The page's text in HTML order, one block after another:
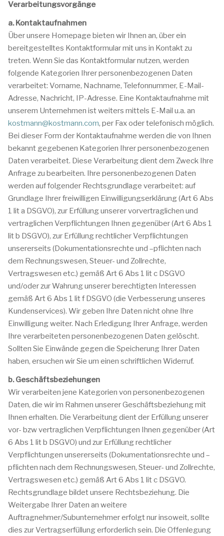
Verarbeitungsvorgänge
a. Kontaktaufnahmen
Über unsere Homepage bieten wir Ihnen an, über ein
bereitgestelltes Kontaktformular mit uns in Kontakt zu
treten. Wenn Sie das Kontaktformular nutzen, werden
folgende Kategorien Ihrer personenbezogenen Daten
verarbeitet: Vorname, Nachname, Telefonnummer, E-Mail-
Adresse, Nachricht, IP-Adresse. Eine Kontaktaufnahme mit
unserem Unternehmen ist weiters mittels E-Mail u.a. an
kostmann@kostmann.com, per Fax oder telefonisch möglich.
Bei dieser Form der Kontaktaufnahme werden die von Ihnen
bekannt gegebenen Kategorien Ihrer personenbezogenen
Daten verarbeitet. Diese Verarbeitung dient dem Zweck Ihre
Anfrage zu bearbeiten. Ihre personenbezogenen Daten
werden auf folgender Rechtsgrundlage verarbeitet: auf
Grundlage Ihrer freiwilligen Einwilligungserklärung (Art 6 Abs
1 lit a DSGVO), zur Erfüllung unserer vorvertraglichen und
vertraglichen Verpflichtungen Ihnen gegenüber (Art 6 Abs 1
lit b DSGVO), zur Erfüllung rechtlicher Verpflichtungen
unsererseits (Dokumentationsrechte und –pflichten nach
dem Rechnungswesen, Steuer- und Zollrechte,
Vertragswesen etc.) gemäß Art 6 Abs 1 lit c DSGVO
und/oder zur Wahrung unserer berechtigten Interessen
gemäß Art 6 Abs 1 lit f DSGVO (die Verbesserung unseres
Kundenservices). Wir geben Ihre Daten nicht ohne Ihre
Einwilligung weiter. Nach Erledigung Ihrer Anfrage, werden
Ihre verarbeiteten personenbezogenen Daten gelöscht.
Sollten Sie Einwände gegen die Speicherung Ihrer Daten
haben, ersuchen wir Sie um einen schriftlichen Widerruf.
b. Geschäftsbeziehungen
Wir verarbeiten jene Kategorien von personenbezogenen
Daten, die wir im Rahmen unserer Geschäftsbeziehung mit
Ihnen erhalten. Die Verarbeitung dient der Erfüllung unserer
vor- bzw vertraglichen Verpflichtungen Ihnen gegenüber (Art
6 Abs 1 lit b DSGVO) und zur Erfüllung rechtlicher
Verpflichtungen unsererseits (Dokumentationsrechte und –
pflichten nach dem Rechnungswesen, Steuer- und Zollrechte,
Vertragswesen etc.) gemäß Art 6 Abs 1 lit c DSGVO.
Rechtsgrundlage bildet unsere Rechtsbeziehung. Die
Weitergabe Ihrer Daten an weitere
Auftragnehmer/Subunternehmer erfolgt nur insoweit, sollte
dies zur Vertragserfüllung erforderlich sein. Die Offenlegung